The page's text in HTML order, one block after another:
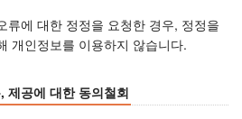
류에 대한 정정을 요청한 경우, 정정을
개인정보를 이용하지 않습니다.
제공에 대한 동의철회